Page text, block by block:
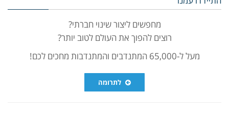
מחפשים ליצור שינוי חברתי?
רוצים להפוך את העולם לטוב יותר?
מעל ל-65,000 המתנדבים והמתנדבות מחכים לכם!
לתרומה